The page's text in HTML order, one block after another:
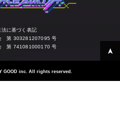
法に基づく表記
第 303281207095 号
第 741081000170 号
GOOD inc. All rights reserved.